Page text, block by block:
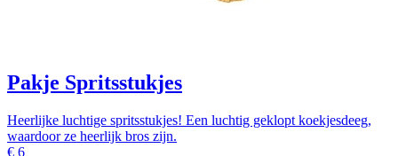
Pakje Spritsstukjes
Heerlijke luchtige spritsstukjes! Een luchtig geklopt koekjesdeeg,
waardoor ze heerlijk bros zijn.
€ 6